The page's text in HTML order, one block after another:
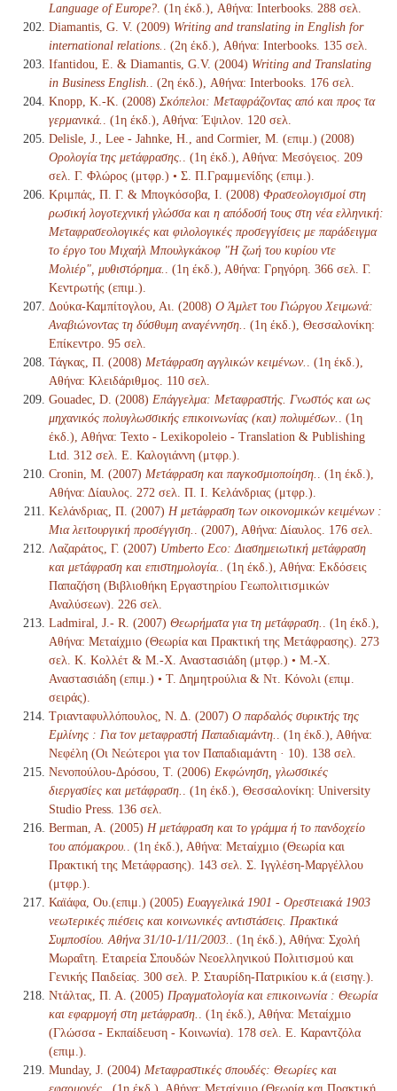
Language of Europe? . (1η έκδ.), Αθήνα: Interbooks. 288 σελ.
Diamantis, G. V. (2009) Writing and translating in English for
international relations.
. (2η έκδ.), Αθήνα: Interbooks. 135 σελ.
Ifantidou, Ε. & Diamantis, G.V. (2004) Writing and Translating
in Business English.
. (2η έκδ.), Αθήνα: Interbooks. 176 σελ.
Knopp, K.-K. (2008) Σκόπελοι: Μεταφράζοντας από και προς τα
γερμανικά.
. (1η έκδ.), Αθήνα: Έψιλον. 120 σελ.
Delisle, J., Lee - Jahnke, H., and Cormier, M. (επιμ.) (2008)
Ορολογία της μετάφρασης.
. (1η έκδ.), Αθήνα: Μεσόγειος. 209
σελ. Γ. Φλώρος (μτφρ.) • Σ. Π.Γραμμενίδης (επιμ.).
Κριμπάς, Π. Γ. & Μπογκόσοβα, Ι. (2008) Φρασεολογισμοί στη
ρωσική λογοτεχνική γλώσσα και η απόδοσή τους στη νέα ελληνική:
Μεταφρασεολογικές και φιλολογικές προσεγγίσεις με παράδειγμα
το έργο του Μιχαήλ Μπουλγκάκοφ "Η ζωή του κυρίου ντε
Μολιέρ", μυθιστόρημα.
. (1η έκδ.), Αθήνα: Γρηγόρη. 366 σελ. Γ.
Κεντρωτής (επιμ.).
Δούκα-Καμπίτογλου, Αι. (2008) Ο Άμλετ του Γιώργου Χειμωνά:
Αναβιώνοντας τη δύσθυμη αναγέννηση.
. (1η έκδ.), Θεσσαλονίκη:
Επίκεντρο. 95 σελ.
Τάγκας, Π. (2008) Μετάφραση αγγλικών κειμένων.
. (1η έκδ.),
Αθήνα: Κλειδάριθμος. 110 σελ.
Gouadec, D. (2008) Επάγγελμα: Μεταφραστής. Γνωστός και ως
μηχανικός πολυγλωσσικής επικοινωνίας (και) πολυμέσων.
. (1η
έκδ.), Αθήνα: Texto - Lexikopoleio - Translation & Publishing
Ltd. 312 σελ. Ε. Καλογιάννη (μτφρ.).
Cronin, M. (2007) Μετάφραση και παγκοσμιοποίηση.
. (1η έκδ.),
Αθήνα: Δίαυλος. 272 σελ. Π. Ι. Κελάνδριας (μτφρ.).
Κελάνδριας, Π. (2007) Η μετάφραση των οικονομικών κειμένων :
Μια λειτουργική προσέγγιση.
. (2007), Αθήνα: Δίαυλος. 176 σελ.
Λαζαράτος, Γ. (2007) Umberto Eco: Διασημειωτική μετάφραση
και μετάφραση και επιστημολογία.
. (1η έκδ.), Αθήνα: Εκδόσεις
Παπαζήση (Βιβλιοθήκη Εργαστηρίου Γεωπολιτισμικών
Αναλύσεων). 226 σελ.
Ladmiral, J.- R. (2007) Θεωρήματα για τη μετάφραση.
. (1η έκδ.),
Αθήνα: Μεταίχμιο (Θεωρία και Πρακτική της Μετάφρασης). 273
σελ. Κ. Κολλέτ & Μ.-Χ. Αναστασιάδη (μτφρ.) • Μ.-Χ.
Αναστασιάδη (επιμ.) • Τ. Δημητρούλια & Ντ. Κόνολι (επιμ.
σειράς).
Τριανταφυλλόπουλος, Ν. Δ. (2007) Ο παρδαλός συρικτής της
Εμλίνης : Για τον μεταφραστή Παπαδιαμάντη.
. (1η έκδ.), Αθήνα:
Νεφέλη (Οι Νεώτεροι για τον Παπαδιαμάντη · 10). 138 σελ.
Νενοπούλου-Δρόσου, Τ. (2006) Εκφώνηση, γλωσσικές
διεργασίες και μετάφραση.
. (1η έκδ.), Θεσσαλονίκη: University
Studio Press. 136 σελ.
Berman, A. (2005) Η μετάφραση και το γράμμα ή το πανδοχείο
του απόμακρου.
. (1η έκδ.), Αθήνα: Μεταίχμιο (Θεωρία και
Πρακτική της Μετάφρασης). 143 σελ. Σ. Ιγγλέση-Μαργέλλου
(μτφρ.).
Καϊάφα, Ου.(επιμ.) (2005) Ευαγγελικά 1901 - Ορεστειακά 1903
νεωτερικές πιέσεις και κοινωνικές αντιστάσεις. Πρακτικά
Συμποσίου. Αθήνα 31/10-1/11/2003.
. (1η έκδ.), Αθήνα: Σχολή
Μωραΐτη. Εταιρεία Σπουδών Νεοελληνικού Πολιτισμού και
Γενικής Παιδείας. 300 σελ. Ρ. Σταυρίδη-Πατρικίου κ.ά (εισηγ.).
Ντάλτας, Π. Α. (2005) Πραγματολογία και επικοινωνία : Θεωρία
και εφαρμογή στη μετάφραση.
. (1η έκδ.), Αθήνα: Μεταίχμιο
(Γλώσσα - Εκπαίδευση - Κοινωνία). 178 σελ. Ε. Καραντζόλα
(επιμ.).
Munday, J. (2004) Μεταφραστικές σπουδές: Θεωρίες και